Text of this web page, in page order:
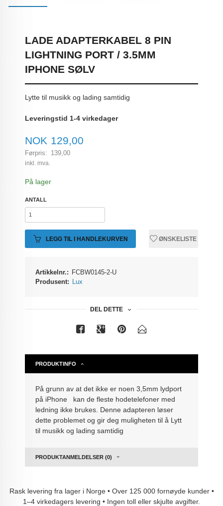
LADE ADAPTERKABEL 8 PIN
LIGHTNING PORT / 3.5MM
IPHONE SØLV
Lytte til musikk og lading samtidig
Leveringstid 1-4 virkedager
Tilbud
NOK 129,00
Førpris: 139,00
Rabatt
inkl. mva.
På lager
ANTALL
LEGG TIL I HANDLEKURVEN ØNSKELISTE
Artikkelnr.: FCBW0145-2-U
Produsent: Lux
DEL DETTE
PRODUKTINFO
På grunn av at det ikke er noen 3,5mm lydport
på iPhone kan de fleste hodetelefoner med
ledning ikke brukes. Denne adapteren løser
dette problemet og gir deg muligheten til å Lytt
til musikk og lading samtidig
PRODUKTANMELDELSER (0)
Rask levering fra lager i Norge • Over 125 000 fornøyde kunder •
1–4 virkedagers levering • Ingen toll eller skjulte avgifter.